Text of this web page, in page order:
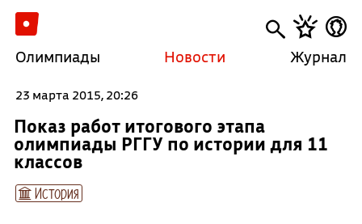
Олимпиады Новости Журнал
23 марта 2015, 20:26
Показ работ итогового этапа
олимпиады РГГУ по истории для 11
классов
История